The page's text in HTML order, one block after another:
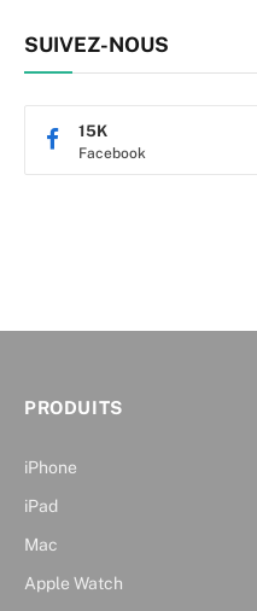
SUIVEZ-NOUS
Facebook
15K
PRODUITS
iPhone
iPad
Mac
Apple Watch